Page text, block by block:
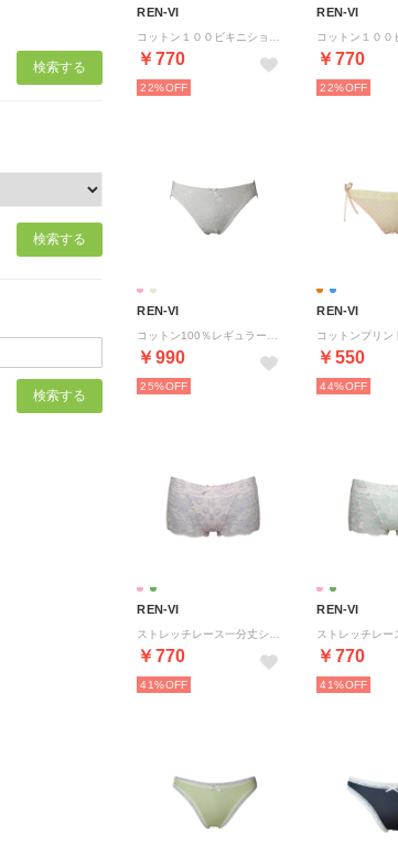
REN-VI
￥770
22%
REN-VI
￥770
22%
REN-VI
￥990
25%
REN-VI
￥550
44%
REN-VI
￥770
41%
REN-VI
￥770
41%